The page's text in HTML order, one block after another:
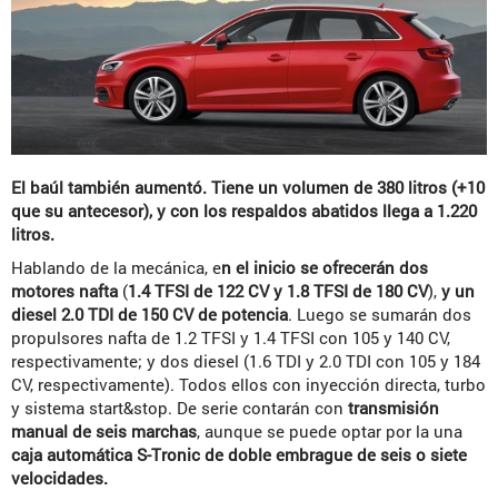
El baúl también aumentó. Tiene un volumen de 380 litros (+10
que su antecesor), y con los respaldos abatidos llega a 1.220
litros.
Hablando de la mecánica, en el inicio se ofrecerán dos
motores nafta (1.4 TFSI de 122 CV y 1.8 TFSI de 180 CV), y un
diesel 2.0 TDI de 150 CV de potencia. Luego se sumarán dos
propulsores nafta de 1.2 TFSI y 1.4 TFSI con 105 y 140 CV,
respectivamente; y dos diesel (1.6 TDI y 2.0 TDI con 105 y 184
CV, respectivamente). Todos ellos con inyección directa, turbo
y sistema start&stop. De serie contarán con transmisión
manual de seis marchas, aunque se puede optar por la una
caja automática S-Tronic de doble embrague de seis o siete
velocidades.